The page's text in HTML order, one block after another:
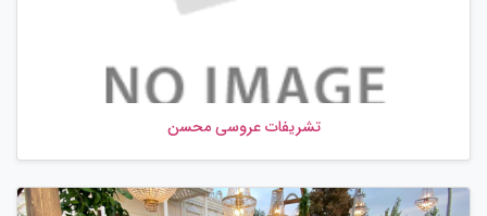
تشریفات عروسی محسن